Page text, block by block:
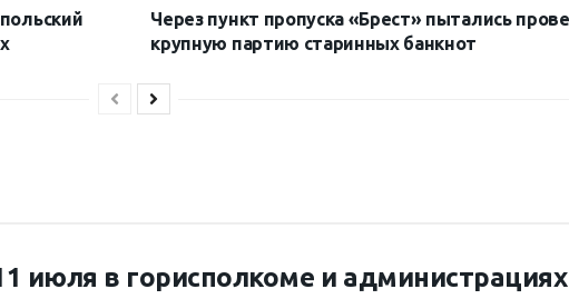
Через пункт пропуска «Брест» пытались
крупную партию старинных банкнот
июля в горисполкоме и администрациях